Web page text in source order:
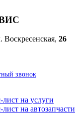
Воскресенская, 26
звонок
лист на услуги
на автозапчасти